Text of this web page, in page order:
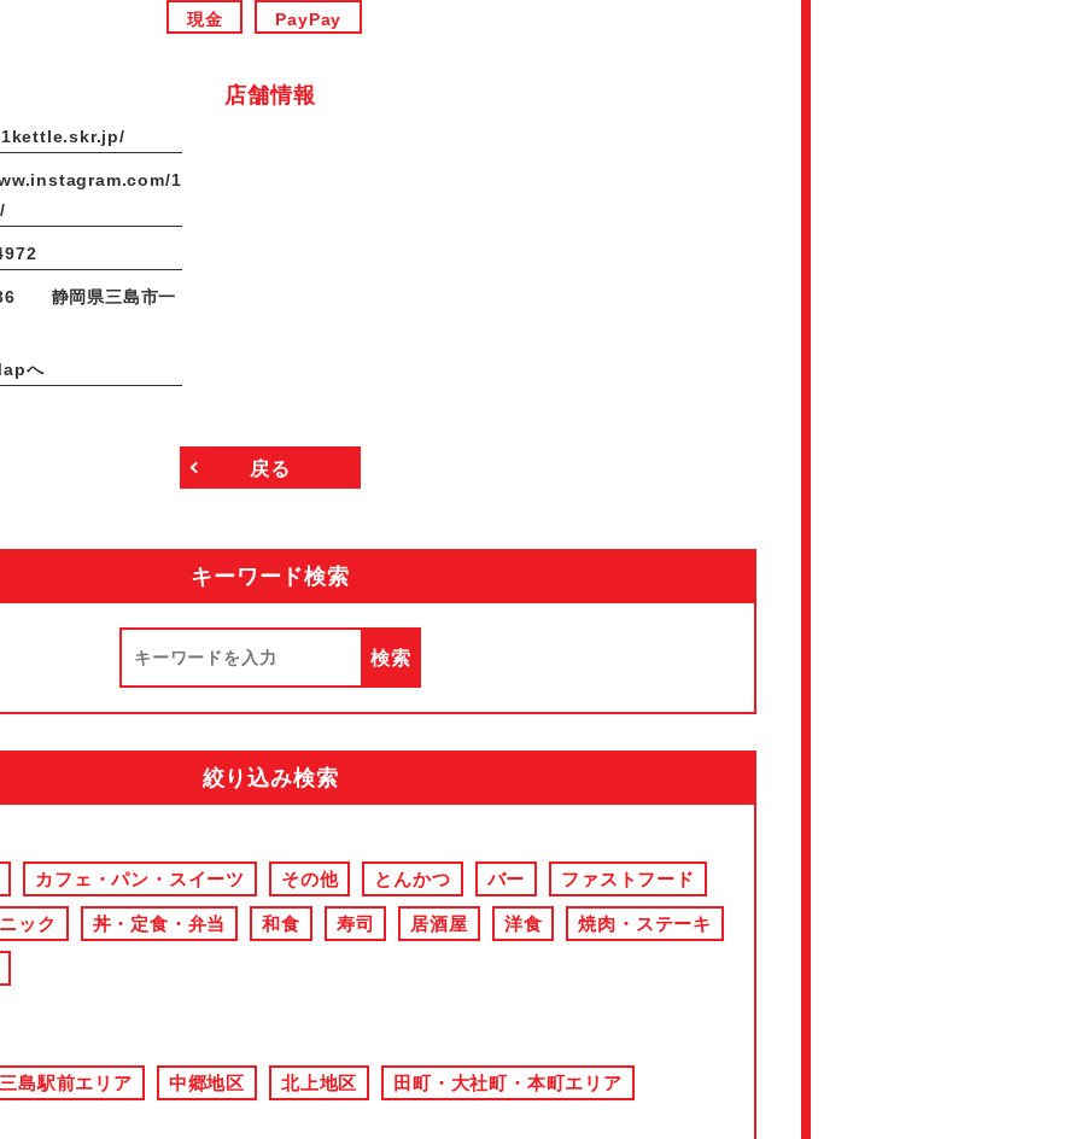
現金 PayPay
店舗情報
1
静岡県三島市一
へ
戻る
キーワード検索
絞り込み検索
カフェ・パン・スイーツ その他 とんかつ バー ファストフード
ック 丼・定食・弁当 和食 寿司 居酒屋 洋食 焼肉・ステーキ
三島駅前エリア 中郷地区 北上地区 田町・大社町・本町エリア